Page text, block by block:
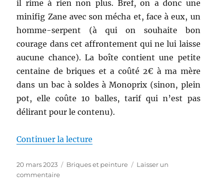
il rime à rien non plus. Bref, on a donc une
minifig Zane avec son mécha et, face à eux, un
homme-serpent (à qui on souhaite bon
courage dans cet affrontement qui ne lui laisse
aucune chance). La boîte contient une petite
centaine de briques et a coûté 2€ à ma mère
dans un bac à soldes à Monoprix (sinon, plein
pot, elle coûte 10 balles, tarif qui n’est pas
délirant pour le contenu).
Continuer la lecture
Publié
le
20 mars 2023 Catégories
Briques et peinture
Laisser un
commentairesur